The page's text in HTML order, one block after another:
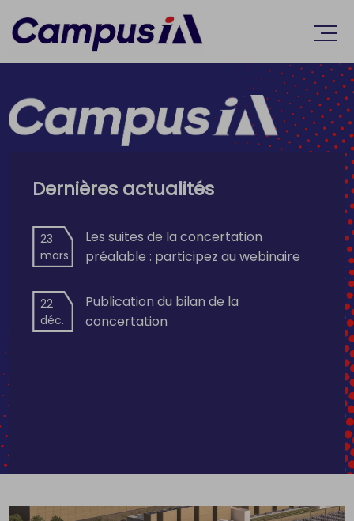
Accèder directement au contenu
Dernières actualités
23
mars
Les suites de la concertation
préalable : participez au webinaire
22
déc.
Publication du bilan de la
concertation